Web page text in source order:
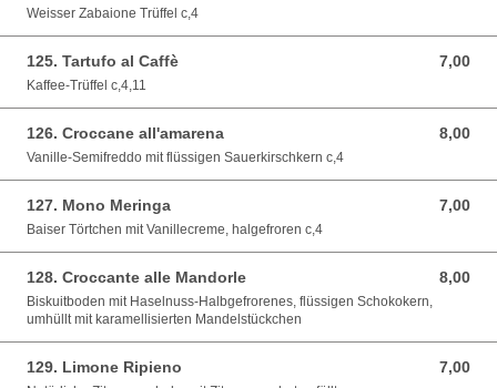
Weisser Zabaione Trüffel c,4
125. Tartufo al Caffè 7,00
7,00 EUR
Kaffee-Trüffel c,4,11
126. Croccane all'amarena 8,00
8,00 EUR
Vanille-Semifreddo mit flüssigen Sauerkirschkern c,4
127. Mono Meringa 7,00
7,00 EUR
Baiser Törtchen mit Vanillecreme, halgefroren c,4
128. Croccante alle Mandorle 8,00
8,00 EUR
Biskuitboden mit Haselnuss-Halbgefrorenes, flüssigen Schokokern,
umhüllt mit karamellisierten Mandelstückchen
129. Limone Ripieno 7,00
7,00 EUR